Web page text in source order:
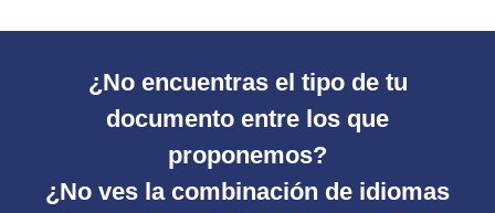
¿No encuentras el tipo de tu
documento entre los que
proponemos?
¿No ves la combinación de idiomas